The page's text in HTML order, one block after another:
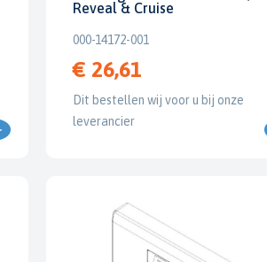
Reveal & Cruise
000-14172-001
€ 26,61
Dit bestellen wij voor u bij onze
leverancier